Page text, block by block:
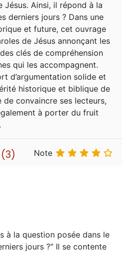
Ainsi, il répond à la
derniers jours ? Dans une
et future, cet ouvrage
de Jésus annonçant les
clés de compréhension
qui les accompagnent.
d’argumentation solide et
historique et biblique de
convaincre ses lecteurs,
à porter du fruit
Note     
à la question posée dans le
jours ?" Il se contente